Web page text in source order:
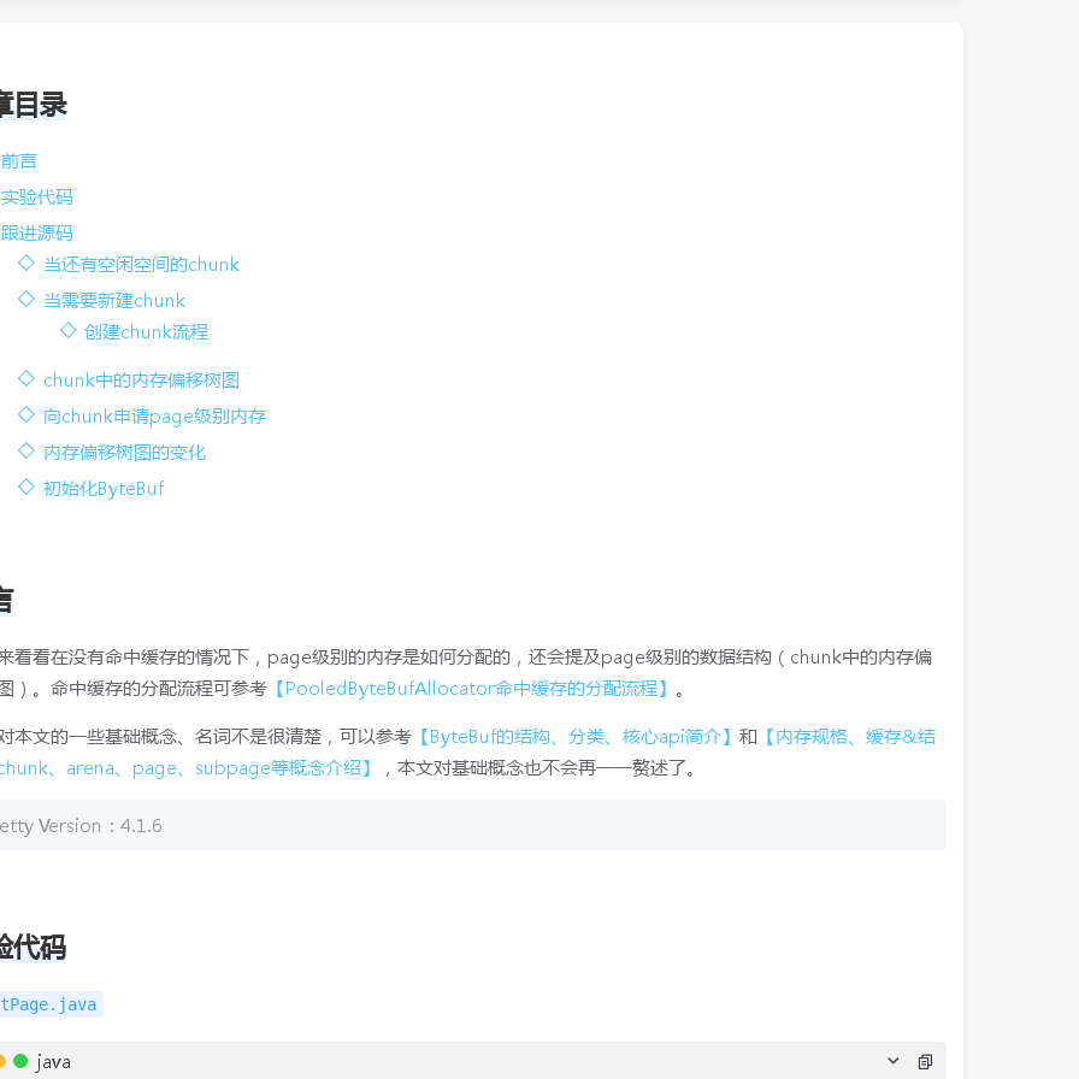
目录
前言
实验代码
跟进源码
当还有空闲空间的chunk
当需要新建chunk
创建chunk流程
chunk中的内存偏移树图
向chunk申请page级别内存
内存偏移树图的变化
初始化ByteBuf
看看在没有命中缓存的情况下，page级别的内存是如何分配的，还会提及page级别的数据结构（chunk中的内存偏
）。命中缓存的分配流程可参考【PooledByteBufAllocator命中缓存的分配流程】 。
本文的一些基础概念、名词不是很清楚，可以参考【ByteBuf的结构、分类、核心api简介】 和 【内存规格、缓存&结
、arena、page、subpage等概念介绍】
，本文对基础概念也不会再一一赘述了。
Version：4.1.6
代码
java